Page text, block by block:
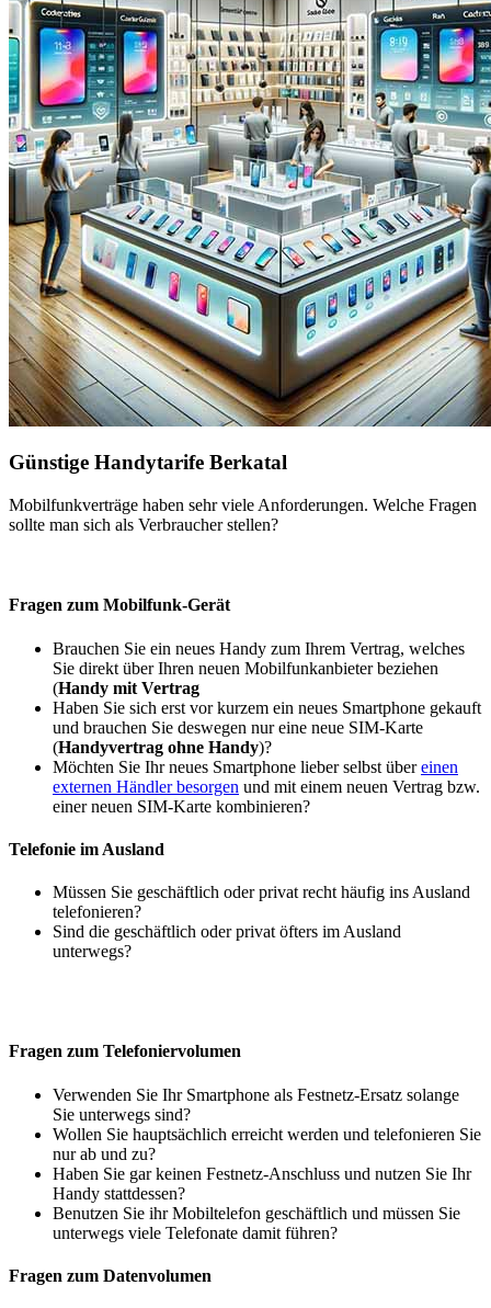
Günstige Handytarife Berkatal
Mobilfunkverträge haben sehr viele Anforderungen. Welche Fragen
sollte man sich als Verbraucher stellen?
Fragen zum Mobilfunk-Gerät
Brauchen Sie ein neues Handy zum Ihrem Vertrag, welches
Sie direkt über Ihren neuen Mobilfunkanbieter beziehen
(Handy mit Vertrag
Haben Sie sich erst vor kurzem ein neues Smartphone gekauft
und brauchen Sie deswegen nur eine neue SIM-Karte
(Handyvertrag ohne Handy)?
Möchten Sie Ihr neues Smartphone lieber selbst übereinen
externen Händler besorgen und mit einem neuen Vertrag bzw.
einer neuen SIM-Karte kombinieren?
Telefonie im Ausland
Müssen Sie geschäftlich oder privat recht häufig ins Ausland
telefonieren?
Sind die geschäftlich oder privat öfters im Ausland
unterwegs?
Fragen zum Telefoniervolumen
Verwenden Sie Ihr Smartphone als Festnetz-Ersatz solange
Sie unterwegs sind?
Wollen Sie hauptsächlich erreicht werden und telefonieren Sie
nur ab und zu?
Haben Sie gar keinen Festnetz-Anschluss und nutzen Sie Ihr
Handy stattdessen?
Benutzen Sie ihr Mobiltelefon geschäftlich und müssen Sie
unterwegs viele Telefonate damit führen?
Fragen zum Datenvolumen